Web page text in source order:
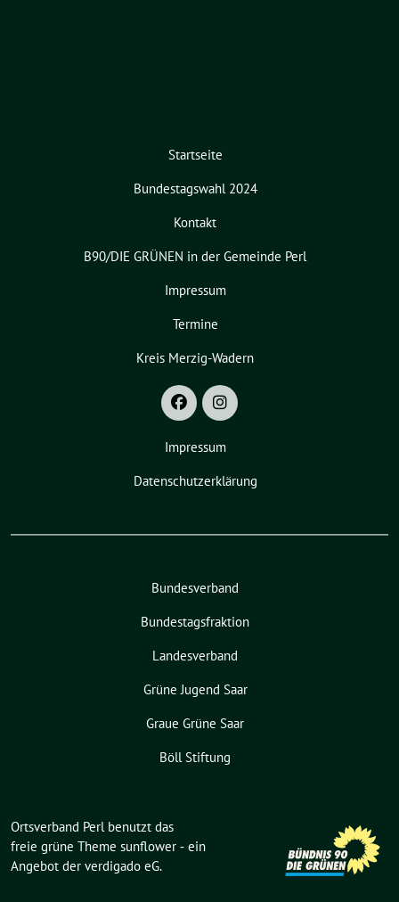
Startseite
Bundestagswahl 2024
Kontakt
B90/DIE GRÜNEN in der Gemeinde Perl
Impressum
Termine
Kreis Merzig-Wadern
Impressum
Datenschutzerklärung
Bundesverband
Bundestagsfraktion
Landesverband
Grüne Jugend Saar
Graue Grüne Saar
Böll Stiftung
Ortsverband Perl benutzt das
freie grüne Theme sunflower ‐ ein
Angebot der verdigado eG.